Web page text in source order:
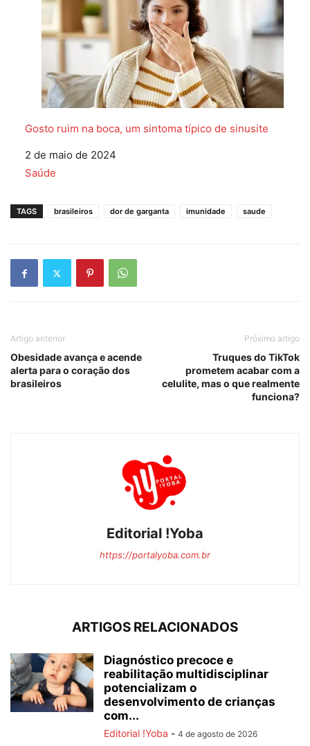
Gosto ruim na boca, um sintoma típico de sinusite
Data
2 de maio de 2024
Em relação a
Saúde
TAGS brasileiros dor de garganta imunidade saude
Artigo anterior
Obesidade avança e acende
alerta para o coração dos
brasileiros
Próximo artigo
Truques do TikTok
prometem acabar com a
celulite, mas o que realmente
funciona?
Editorial !Yoba
https://portalyoba.com.br
ARTIGOS RELACIONADOS
Diagnóstico precoce e
reabilitação multidisciplinar
potencializam o
desenvolvimento de crianças
com...
Editorial !Yoba - 4 de agosto de 2026